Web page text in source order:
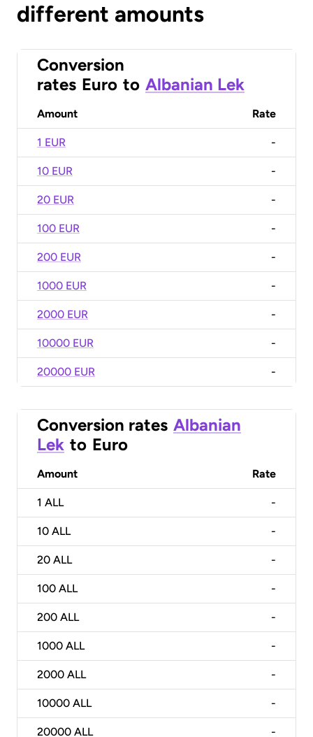
different amounts
Conversion
rates Euro to Albanian Lek
Amount Rate
1 EUR -
10 EUR -
20 EUR -
100 EUR -
200 EUR -
1000 EUR -
2000 EUR -
10000 EUR -
20000 EUR -
Conversion rates Albanian
Lek to Euro
Amount Rate
1 ALL -
10 ALL -
20 ALL -
100 ALL -
200 ALL -
1000 ALL -
2000 ALL -
10000 ALL -
20000 ALL -